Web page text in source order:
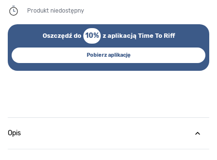
Produkt niedostępny
Oszczędź do 10% z aplikacją Time To Riff
Pobierz aplikację
Opis